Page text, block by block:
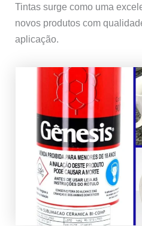
Tintas surge como uma
novos produtos com
aplicação.